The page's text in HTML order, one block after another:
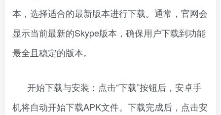
本，选择适合的最新版本进行下载。通常，官网会
显示当前最新的Skype版本，确保用户下载到功能
最全且稳定的版本。
开始下载与安装：点击“下载”按钮后，安卓手
机将自动开始下载APK文件。下载完成后，点击安